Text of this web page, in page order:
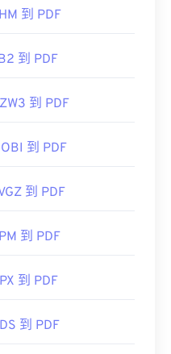
到 PDF
到 PDF
到 PDF
到 PDF
到 PDF
到 PDF
到 PDF
到 PDF